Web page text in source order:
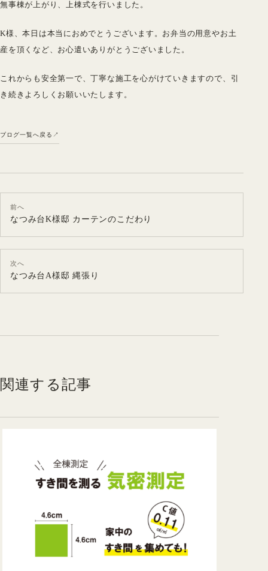
無事棟が上がり、上棟式を行いました。
K様、本日は本当におめでとうございます。お弁当の用意やお土
産を頂くなど、お心遣いありがとうございました。
これからも安全第一で、丁寧な施工を心がけていきますので、引
き続きよろしくお願いいたします。
ブログ一覧へ戻る
前へ
なつみ台K様邸 カーテンのこだわり
次へ
なつみ台A様邸 縄張り
関連する記事